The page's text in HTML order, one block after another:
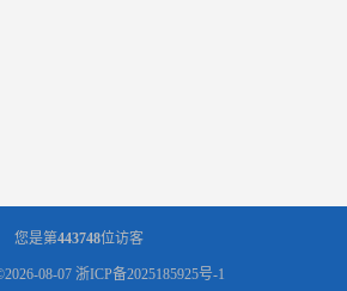
您是第443748位访客
08-07 浙ICP备2025185925号-1